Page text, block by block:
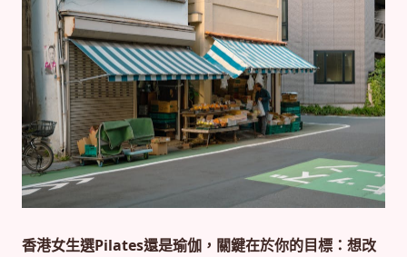
香港女生選Pilates還是瑜伽，關鍵在於你的目標：想改